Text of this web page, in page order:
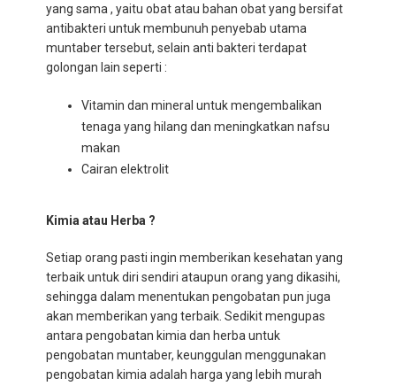
yang sama , yaitu obat atau bahan obat yang bersifat
antibakteri untuk membunuh penyebab utama
muntaber tersebut, selain anti bakteri terdapat
golongan lain seperti :
Vitamin dan mineral untuk mengembalikan
tenaga yang hilang dan meningkatkan nafsu
makan
Cairan elektrolit
Kimia atau Herba ?
Setiap orang pasti ingin memberikan kesehatan yang
terbaik untuk diri sendiri ataupun orang yang dikasihi,
sehingga dalam menentukan pengobatan pun juga
akan memberikan yang terbaik. Sedikit mengupas
antara pengobatan kimia dan herba untuk
pengobatan muntaber, keunggulan menggunakan
pengobatan kimia adalah harga yang lebih murah